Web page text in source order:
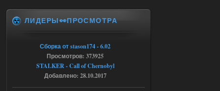
Ответить ➤
04.08.2026
Объединенный Пак 2 + OGSR +
STCoP WP 3.4
Stalker-Mods-Clan-su
Доступно только для пользователей
ЛИДЕРЫ👀ПРОСМОТРА
Сборка от stason174 - 6.02
Просмотров: 373925
STALKER - Call of Chernobyl
Добавлено: 28.10.2017